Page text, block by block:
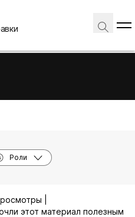
Роли
|
этот материал полезным